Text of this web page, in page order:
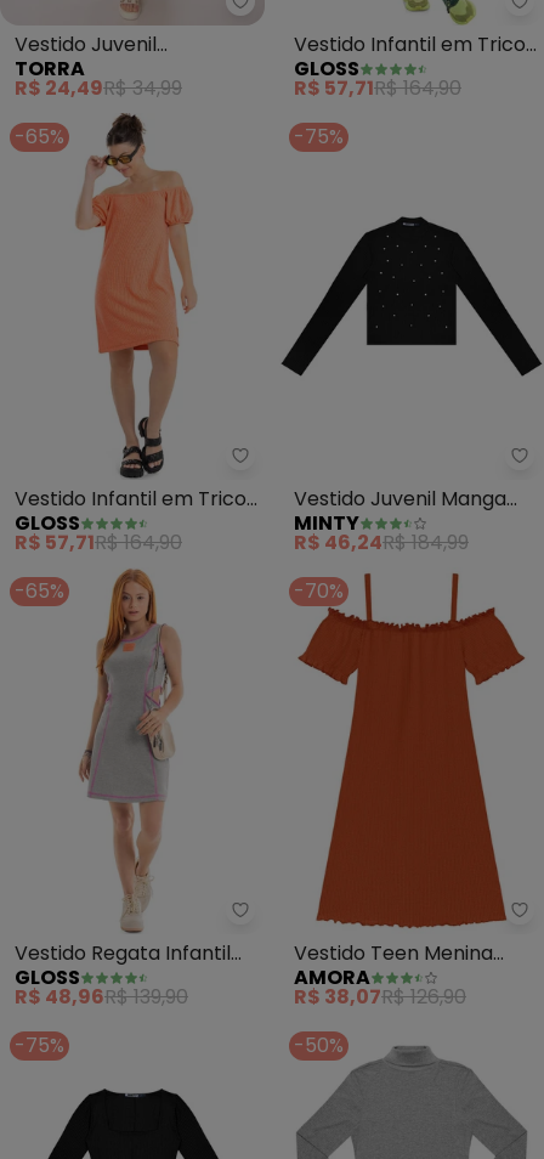
Torra - Vestido Juvenil
Vestido Juvenil
Canelado(Rosa)
TORRA
R$ 24,49R$ 34,99
Vestido Infantil em Tricot
(Preto)
GLOSS
R$ 57,71R$ 164,90
-65%
Gloss - Vestido Infantil em
Vestido Infantil em Tricot
(Laranja)
GLOSS
R$ 57,71R$ 164,90
-75%
Vestido Juvenil Manga
Longa em Ribana
(Marrom)
MINTY
R$ 46,24R$ 184,99
-65%
Gloss - Vestido Regata Infantil
Vestido Regata Infantil
(Cinza)
GLOSS
R$ 48,96R$ 139,90
-70%
Vestido Teen Menina
(Marrom)
AMORA
R$ 38,07R$ 126,90
-75%
-50%